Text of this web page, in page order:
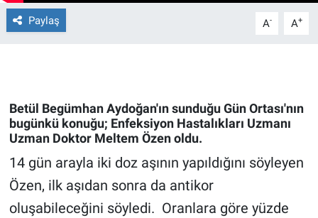
Paylaş A- A+
Betül Begümhan Aydoğan'ın sunduğu Gün Ortası'nın
bugünkü konuğu; Enfeksiyon Hastalıkları Uzmanı
Uzman Doktor Meltem Özen oldu.
14 gün arayla iki doz aşının yapıldığını söyleyen
Özen, ilk aşıdan sonra da antikor
oluşabileceğini söyledi. Oranlara göre yüzde
Forum
Gün Bitiyor
Gün Ortası
Gündem Özel